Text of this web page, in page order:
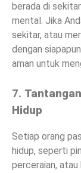
berada di
mental. Jika
sekitar, atau
dengan
aman untuk
7.
Hidup
Setiap orang
hidup, seperti
perceraian, atau